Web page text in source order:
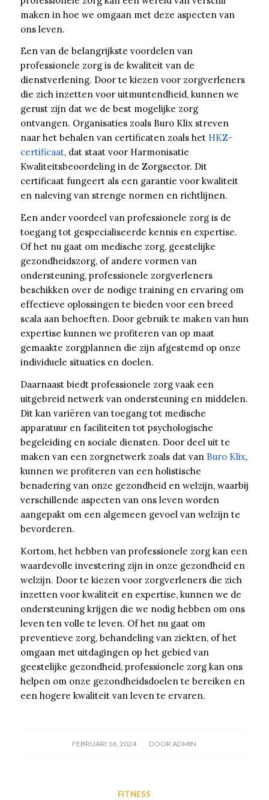
maken in hoe we omgaan met deze aspecten van
ons leven.
Een van de belangrijkste voordelen van
professionele zorg is de kwaliteit van de
dienstverlening. Door te kiezen voor zorgverleners
die zich inzetten voor uitmuntendheid, kunnen we
gerust zijn dat we de best mogelijke zorg
ontvangen. Organisaties zoals Buro Klix streven
naar het behalen van certificaten zoals hetHKZ-
certificaat, dat staat voor Harmonisatie
Kwaliteitsbeoordeling in de Zorgsector. Dit
certificaat fungeert als een garantie voor kwaliteit
en naleving van strenge normen en richtlijnen.
Een ander voordeel van professionele zorg is de
toegang tot gespecialiseerde kennis en expertise.
Of het nu gaat om medische zorg, geestelijke
gezondheidszorg, of andere vormen van
ondersteuning, professionele zorgverleners
beschikken over de nodige training en ervaring om
effectieve oplossingen te bieden voor een breed
scala aan behoeften. Door gebruik te maken van hun
expertise kunnen we profiteren van op maat
gemaakte zorgplannen die zijn afgestemd op onze
individuele situaties en doelen.
Daarnaast biedt professionele zorg vaak een
uitgebreid netwerk van ondersteuning en middelen.
Dit kan variëren van toegang tot medische
apparatuur en faciliteiten tot psychologische
begeleiding en sociale diensten. Door deel uit te
maken van een zorgnetwerk zoals dat van Buro Klix,
kunnen we profiteren van een holistische
benadering van onze gezondheid en welzijn, waarbij
verschillende aspecten van ons leven worden
aangepakt om een algemeen gevoel van welzijn te
bevorderen.
Kortom, het hebben van professionele zorg kan een
waardevolle investering zijn in onze gezondheid en
welzijn. Door te kiezen voor zorgverleners die zich
inzetten voor kwaliteit en expertise, kunnen we de
ondersteuning krijgen die we nodig hebben om ons
leven ten volle te leven. Of het nu gaat om
preventieve zorg, behandeling van ziekten, of het
omgaan met uitdagingen op het gebied van
geestelijke gezondheid, professionele zorg kan ons
helpen om onze gezondheidsdoelen te bereiken en
een hogere kwaliteit van leven te ervaren.
FEBRUARI 16, 2024
/ DOORADMIN
FITNESS